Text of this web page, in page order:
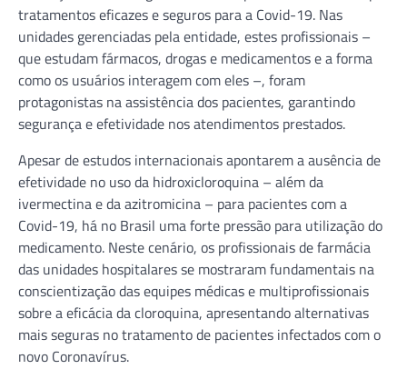
tratamentos eficazes e seguros para a Covid-19. Nas
unidades gerenciadas pela entidade, estes profissionais –
que estudam fármacos, drogas e medicamentos e a forma
como os usuários interagem com eles –, foram
protagonistas na assistência dos pacientes, garantindo
segurança e efetividade nos atendimentos prestados.
Apesar de estudos internacionais apontarem a ausência de
efetividade no uso da hidroxicloroquina – além da
ivermectina e da azitromicina – para pacientes com a
Covid-19, há no Brasil uma forte pressão para utilização do
medicamento. Neste cenário, os profissionais de farmácia
das unidades hospitalares se mostraram fundamentais na
conscientização das equipes médicas e multiprofissionais
sobre a eficácia da cloroquina, apresentando alternativas
mais seguras no tratamento de pacientes infectados com o
novo Coronavírus.